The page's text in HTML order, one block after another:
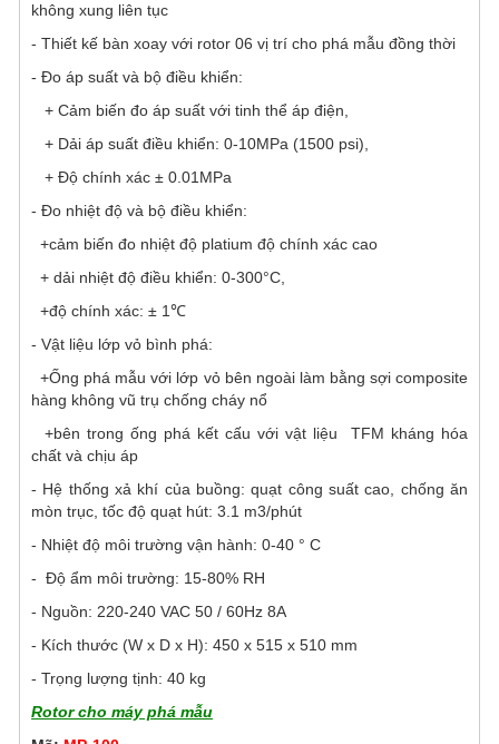
không xung liên tục
- Thiết kế bàn xoay với rotor 06 vị trí cho phá mẫu đồng thời
- Đo áp suất và bộ điều khiển:
+ Cảm biến đo áp suất với tinh thể áp điện,
+ Dải áp suất điều khiển: 0-10MPa (1500 psi),
+ Độ chính xác ± 0.01MPa
- Đo nhiệt độ và bộ điều khiển:
+cảm biến đo nhiệt độ platium độ chính xác cao
+ dải nhiệt độ điều khiển: 0-300°C,
+độ chính xác: ± 1℃
- Vật liệu lớp vỏ bình phá:
+Ống phá mẫu với lớp vỏ bên ngoài làm bằng sợi composite
hàng không vũ trụ chống cháy nổ
+bên trong ống phá kết cấu với vật liệu TFM kháng hóa
chất và chịu áp
- Hệ thống xả khí của buồng: quạt công suất cao, chống ăn
mòn trục, tốc độ quạt hút: 3.1 m3/phút
- Nhiệt độ môi trường vận hành: 0-40 ° C
- Độ ẩm môi trường: 15-80% RH
- Nguồn: 220-240 VAC 50 / 60Hz 8A
- Kích thước (W x D x H): 450 x 515 x 510 mm
- Trọng lượng tịnh: 40 kg
Rotor cho máy phá mẫu